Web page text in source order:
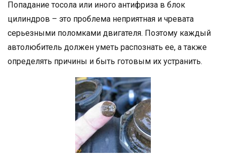
Попадание тосола или иного антифриза в блок
цилиндров – это проблема неприятная и чревата
серьезными поломками двигателя. Поэтому каждый
автолюбитель должен уметь распознать ее, а также
определять причины и быть готовым их устранить.